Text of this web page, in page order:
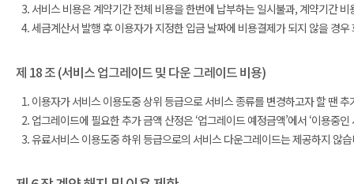
서비스 비용은 계약기간 전체 비용을 한번에 납부하는 일시불과, 계약기간
세금계산서 발행 후 이용자가 지정한 입금 날짜에 비용결제가 되지 않을 경
제 18 조 (서비스 업그레이드 및 다운 그레이드 비용)
이용자가 서비스 이용도중 상위 등급으로 서비스 종류를 변경하고자 할 땐
업그레이드에 필요한 추가 금액 산정은 ‘업그레이드 예정금액’에서 ‘이용중
유료서비스 이용도중 하위 등급으로의 서비스 다운그레이드는 제공하지 않